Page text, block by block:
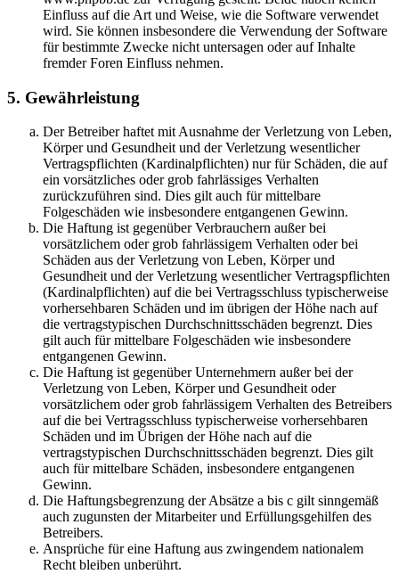
Einfluss auf die Art und Weise, wie die Software verwendet
wird. Sie können insbesondere die Verwendung der Software
für bestimmte Zwecke nicht untersagen oder auf Inhalte
fremder Foren Einfluss nehmen.
5. Gewährleistung
Der Betreiber haftet mit Ausnahme der Verletzung von Leben,
Körper und Gesundheit und der Verletzung wesentlicher
Vertragspflichten (Kardinalpflichten) nur für Schäden, die auf
ein vorsätzliches oder grob fahrlässiges Verhalten
zurückzuführen sind. Dies gilt auch für mittelbare
Folgeschäden wie insbesondere entgangenen Gewinn.
Die Haftung ist gegenüber Verbrauchern außer bei
vorsätzlichem oder grob fahrlässigem Verhalten oder bei
Schäden aus der Verletzung von Leben, Körper und
Gesundheit und der Verletzung wesentlicher Vertragspflichten
(Kardinalpflichten) auf die bei Vertragsschluss typischerweise
vorhersehbaren Schäden und im übrigen der Höhe nach auf
die vertragstypischen Durchschnittsschäden begrenzt. Dies
gilt auch für mittelbare Folgeschäden wie insbesondere
entgangenen Gewinn.
Die Haftung ist gegenüber Unternehmern außer bei der
Verletzung von Leben, Körper und Gesundheit oder
vorsätzlichem oder grob fahrlässigem Verhalten des Betreibers
auf die bei Vertragsschluss typischerweise vorhersehbaren
Schäden und im Übrigen der Höhe nach auf die
vertragstypischen Durchschnittsschäden begrenzt. Dies gilt
auch für mittelbare Schäden, insbesondere entgangenen
Gewinn.
Die Haftungsbegrenzung der Absätze a bis c gilt sinngemäß
auch zugunsten der Mitarbeiter und Erfüllungsgehilfen des
Betreibers.
Ansprüche für eine Haftung aus zwingendem nationalem
Recht bleiben unberührt.